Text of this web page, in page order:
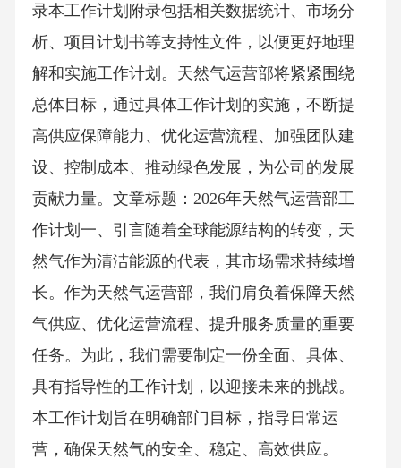
录本工作计划附录包括相关数据统计、市场分
析、项目计划书等支持性文件，以便更好地理
解和实施工作计划。天然气运营部将紧紧围绕
总体目标，通过具体工作计划的实施，不断提
高供应保障能力、优化运营流程、加强团队建
设、控制成本、推动绿色发展，为公司的发展
贡献力量。文章标题：2026年天然气运营部工
作计划一、引言随着全球能源结构的转变，天
然气作为清洁能源的代表，其市场需求持续增
长。作为天然气运营部，我们肩负着保障天然
气供应、优化运营流程、提升服务质量的重要
任务。为此，我们需要制定一份全面、具体、
具有指导性的工作计划，以迎接未来的挑战。
本工作计划旨在明确部门目标，指导日常运
营，确保天然气的安全、稳定、高效供应。